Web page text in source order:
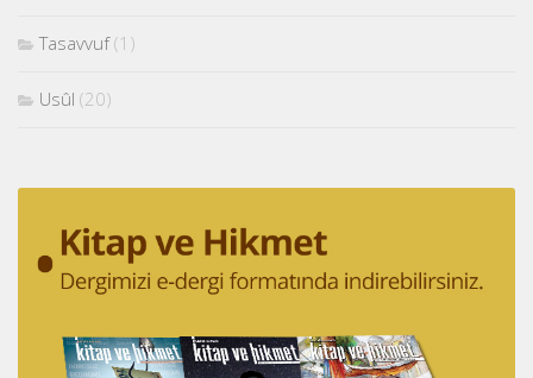
Tasavvuf(1)
Usûl (20)